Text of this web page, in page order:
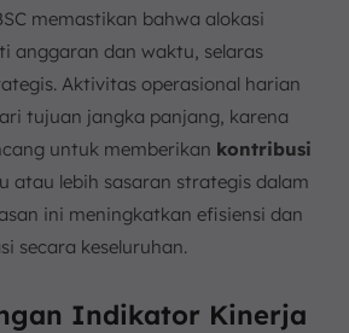
memastikan bahwa alokasi
anggaran dan waktu, selaras
Aktivitas operasional harian
tujuan jangka panjang, karena
untuk memberikan kontribusi
atau lebih sasaran strategis dalam
ini meningkatkan efisiensi dan
secara keseluruhan.
Indikator Kinerja